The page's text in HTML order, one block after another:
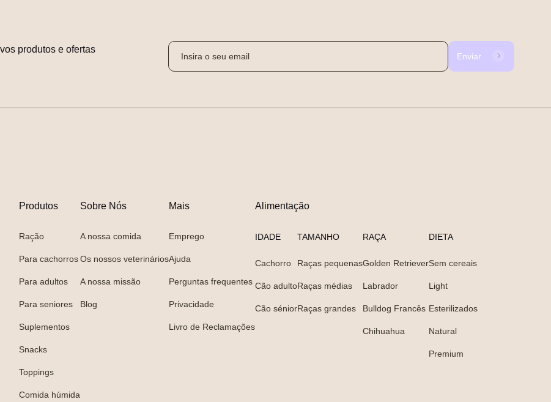
produtos e ofertas
Enviar
Produtos
Ração
Para cachorros
Para adultos
Para seniores
Suplementos
Snacks
Toppings
Comida húmida
Sobre Nós
A nossa comida
Os nossos veterinários
A nossa missão
Blog
Mais
Emprego
Ajuda
Perguntas frequentes
Privacidade
Livro de Reclamações
Alimentação
IDADE
Cachorro
Cão adulto
Cão sénior
TAMANHO
Raças pequenas
Raças médias
Raças grandes
RAÇA
Golden Retriever
Labrador
Bulldog Francês
Chihuahua
DIETA
Sem cereais
Light
Esterilizados
Natural
Premium